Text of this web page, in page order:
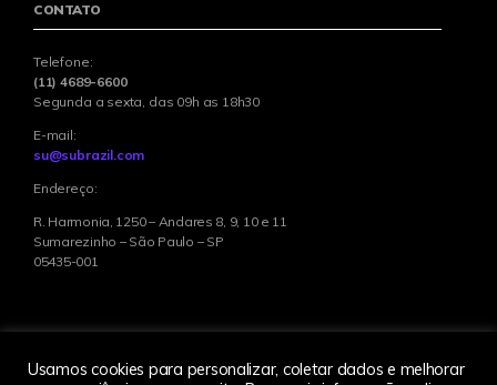
CONTATO
Telefone:
(11) 4689-6600
Segunda a sexta, das 09h as 18h30
E-mail:
su@subrazil.com
Endereço:
R. Harmonia, 1250 – Andares 8, 9, 10 e 11
Sumarezinho – São Paulo – SP
05435-001
Usamos cookies para personalizar, coletar dados e melhorar